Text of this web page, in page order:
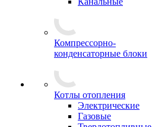
Компрессорно-
конденсаторные блоки
Котлы отопления
Электрические
Газовые